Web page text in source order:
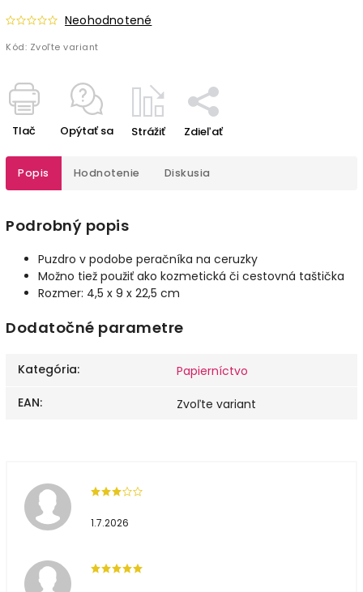
Neohodnotené
Kód: Zvoľte variant
Tlač Opýtať sa Strážiť Zdieľať
Popis Hodnotenie Diskusia
Podrobný popis
Puzdro v podobe peračníka na ceruzky
Možno tiež použiť ako kozmetická či cestovná taštička
Rozmer: 4,5 x 9 x 22,5 cm
Dodatočné parametre
Kategória:
Papierníctvo
EAN: Zvoľte variant
1.7.2026